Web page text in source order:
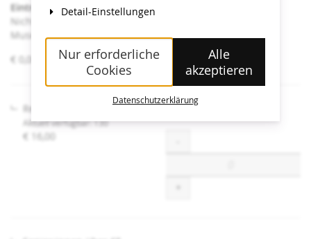
Eintritt Heidi Horten Collection
Nicht angeführte Ermäßigungen sind an der Kassa im
Museum erhältlich.
von
€ 0,00 – € 16,00
Regulär
Aktuell verfügbar: 130
€ 16,00
Detail-Einstellungen
Nur erforderliche
Cookies
Alle
akzeptieren
Datenschutzerklärung